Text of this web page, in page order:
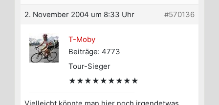
2. November 2004 um 8:33 Uhr #570136
T-Moby
Beiträge: 4773
Tour-Sieger
★★★★★★★★★